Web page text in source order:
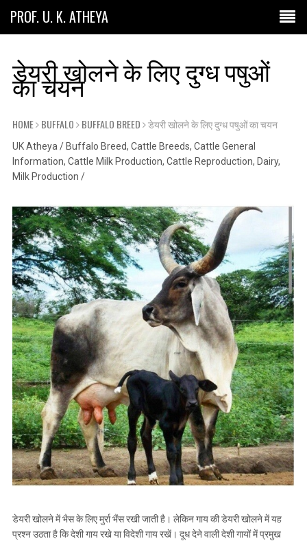
PROF. U. K. ATHEYA
डेयरी खोलने के लिए दुग्ध पषुओं
का चयन
HOME BUFFALO BUFFALO BREED डेयरी खोलने के लिए दुग्ध पषुओं का चयन
UK Atheya / Buffalo Breed, Cattle Breeds, Cattle General
Information, Cattle Milk Production, Cattle Reproduction, Dairy,
Milk Production /
डेयरी खोलने में भैस के लिए मुर्रा भैंस रखी जाती है। लेकिन गाय की डेयरी खोलने में यह
प्रश्न उठता है कि देशी गाय रखे या विदेशी गाय रखें। दूध देने वाली देशी गायों में प्रमुख